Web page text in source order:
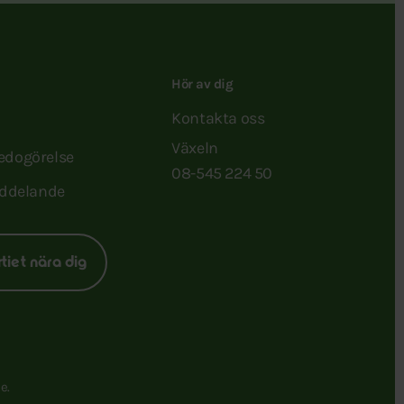
nära dig
Hör av dig
Kontakta oss
Växeln
08-545 224 50